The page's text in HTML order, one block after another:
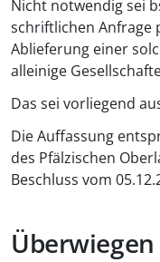
Nicht notwendig sei
schriftlichen Anfrage
Ablieferung einer
alleinige
Das sei vorliegend
Die Auffassung
des Pfälzischen
Beschluss vom